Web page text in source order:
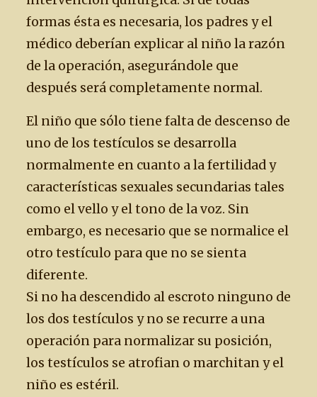
formas ésta es necesaria, los padres y el
médico deberían explicar al niño la razón
de la operación, asegurándole que
después será completamente normal.
El niño que sólo tiene falta de descenso de
uno de los testículos se desarrolla
normalmente en cuanto a la fertilidad y
características sexuales secundarias tales
como el vello y el tono de la voz. Sin
embargo, es necesario que se normalice el
otro testículo para que no se sienta
diferente.
Si no ha descendido al escroto ninguno de
los dos testículos y no se recurre a una
operación para normalizar su posición,
los testículos se atrofian o marchitan y el
niño es estéril.